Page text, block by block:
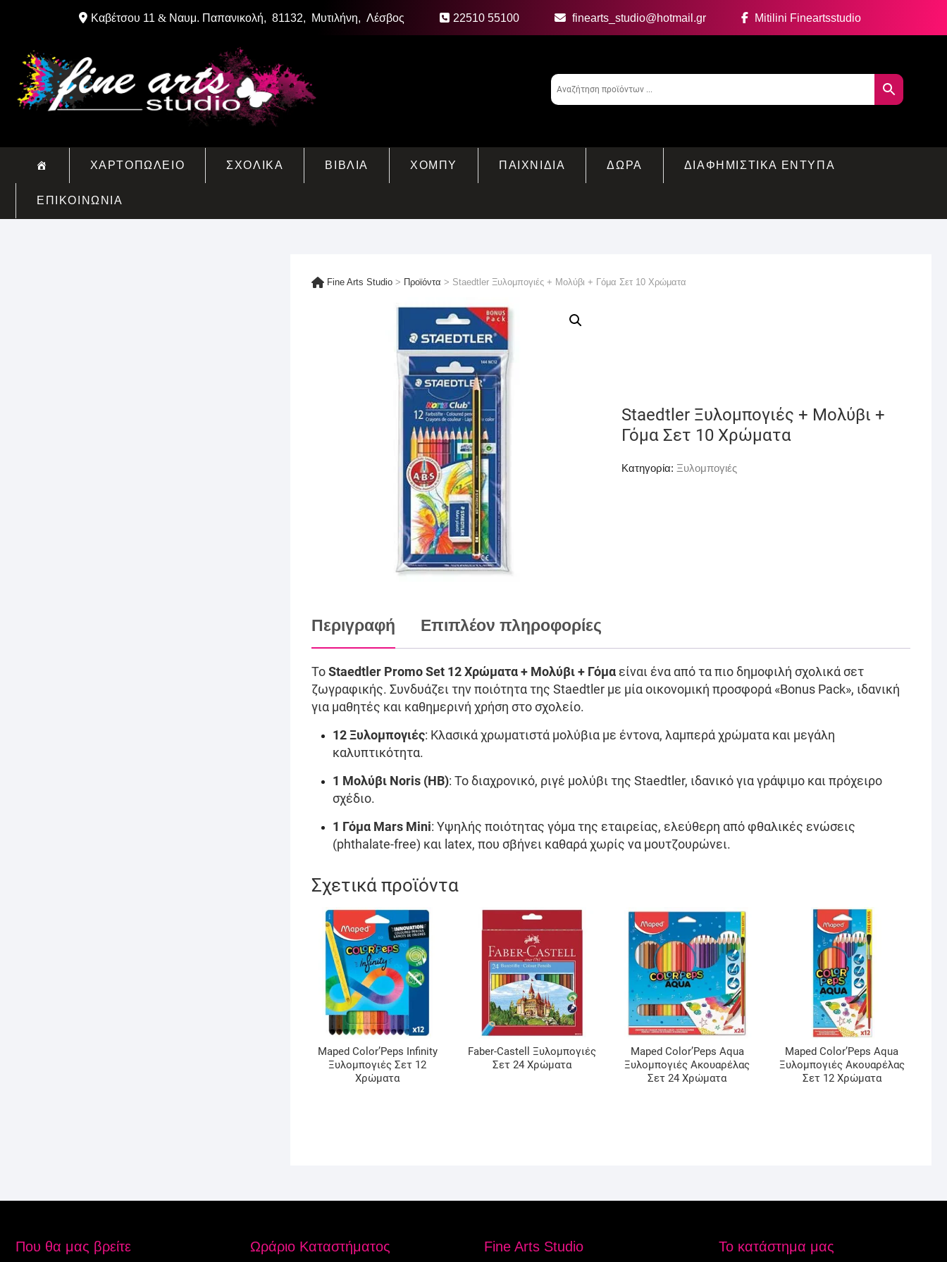
Καβέτσου 11 & Ναυμ. Παπανικολή, 81132, Μυτιλήνη, Λέσβος 22510 55100 finearts_studio@hotmail.gr Mitilini Fineartsstudio
ΧΑΡΤΟΠΩΛΕΙΟ ΣΧΟΛΙΚΑ ΒΙΒΛΙΑ ΧΟΜΠΥ ΠΑΙΧΝΙΔΙΑ ΔΩΡΑ ΔΙΑΦΗΜΙΣΤΙΚΑ ΕΝΤΥΠΑ
ΕΠΙΚΟΙΝΩΝΙΑ
Fine Arts Studio > Προϊόντα > Staedtler Ξυλομπογιές + Μολύβι + Γόμα Σετ 10 Χρώματα
Staedtler Ξυλομπογιές + Μολύβι +
Γόμα Σετ 10 Χρώματα
Κατηγορία: Ξυλομπογιές
Περιγραφή Επιπλέον πληροφορίες
ΤοStaedtler Promo Set 12 Χρώματα + Μολύβι + Γόμα είναι ένα από τα πιο δημοφιλή σχολικά σετ
ζωγραφικής. Συνδυάζει την ποιότητα της Staedtler με μία οικονομική προσφορά «Bonus Pack», ιδανική
για μαθητές και καθημερινή χρήση στο σχολείο.
12 Ξυλομπογιές: Κλασικά χρωματιστά μολύβια με έντονα, λαμπερά χρώματα και μεγάλη
καλυπτικότητα.
1 Μολύβι Noris (HB): Το διαχρονικό, ριγέ μολύβι της Staedtler, ιδανικό για γράψιμο και πρόχειρο
σχέδιο.
1 Γόμα Mars Mini: Υψηλής ποιότητας γόμα της εταιρείας, ελεύθερη από φθαλικές ενώσεις
(phthalate-free) και latex, που σβήνει καθαρά χωρίς να μουτζουρώνει.
Σχετικά προϊόντα
Maped Color’Peps Infinity
Ξυλομπογιές Σετ 12
Χρώματα
Faber-Castell Ξυλομπογιές
Σετ 24 Χρώματα
Maped Color’Peps Aqua
Ξυλομπογιές Ακουαρέλας
Σετ 24 Χρώματα
Maped Color’Peps Aqua
Ξυλομπογιές Ακουαρέλας
Σετ 12 Χρώματα
Που θα μας βρείτε Ωράριο Καταστήματος Fine Arts Studio Το κατάστημα μας